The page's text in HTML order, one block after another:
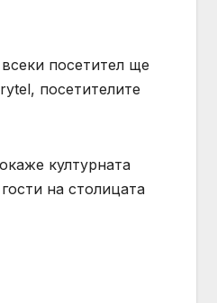
посетител ще
посетителите
културната
на столицата